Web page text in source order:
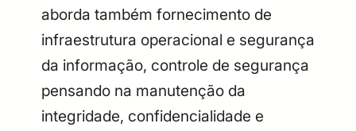
aborda também fornecimento de
infraestrutura operacional e segurança
da informação, controle de segurança
pensando na manutenção da
integridade, confidencialidade e